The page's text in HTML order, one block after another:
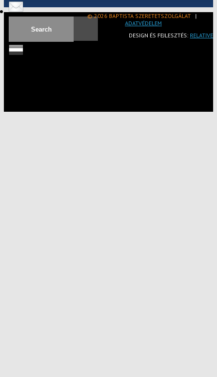
© 2026 BAPTISTA SZERETETSZOLGÁLAT |
ADATVÉDELEM
DESIGN ÉS FEJLESZTÉS: RELATIVE